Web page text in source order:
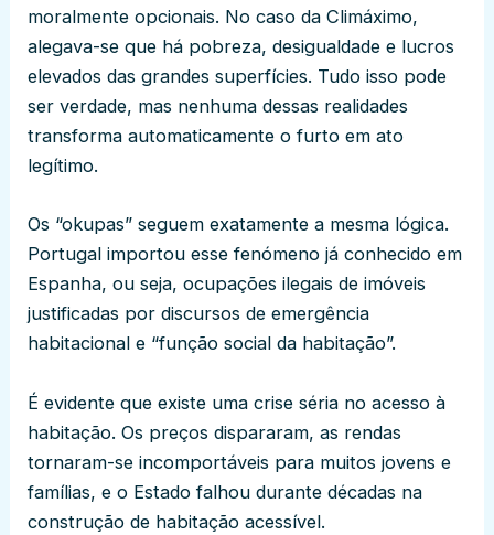
moralmente opcionais. No caso da Climáximo,
alegava-se que há pobreza, desigualdade e lucros
elevados das grandes superfícies. Tudo isso pode
ser verdade, mas nenhuma dessas realidades
transforma automaticamente o furto em ato
legítimo.
Os “okupas” seguem exatamente a mesma lógica.
Portugal importou esse fenómeno já conhecido em
Espanha, ou seja, ocupações ilegais de imóveis
justificadas por discursos de emergência
habitacional e “função social da habitação”.
É evidente que existe uma crise séria no acesso à
habitação. Os preços dispararam, as rendas
tornaram-se incomportáveis para muitos jovens e
famílias, e o Estado falhou durante décadas na
construção de habitação acessível.